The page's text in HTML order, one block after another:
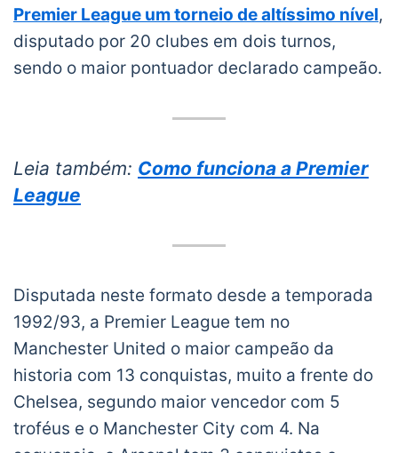
Premier League um torneio de altíssimo nível,
disputado por 20 clubes em dois turnos,
sendo o maior pontuador declarado campeão.
Leia também: Como funciona a Premier
League
Disputada neste formato desde a temporada
1992/93, a Premier League tem no
Manchester United o maior campeão da
historia com 13 conquistas, muito a frente do
Chelsea, segundo maior vencedor com 5
troféus e o Manchester City com 4. Na